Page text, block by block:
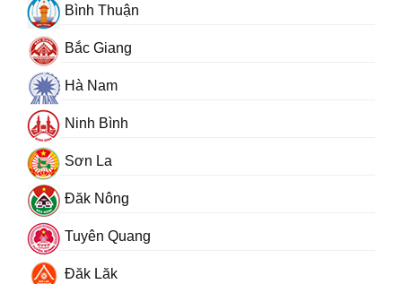
Bình Thuận
Bắc Giang
Hà Nam
Ninh Bình
Sơn La
Đăk Nông
Tuyên Quang
Đăk Lăk